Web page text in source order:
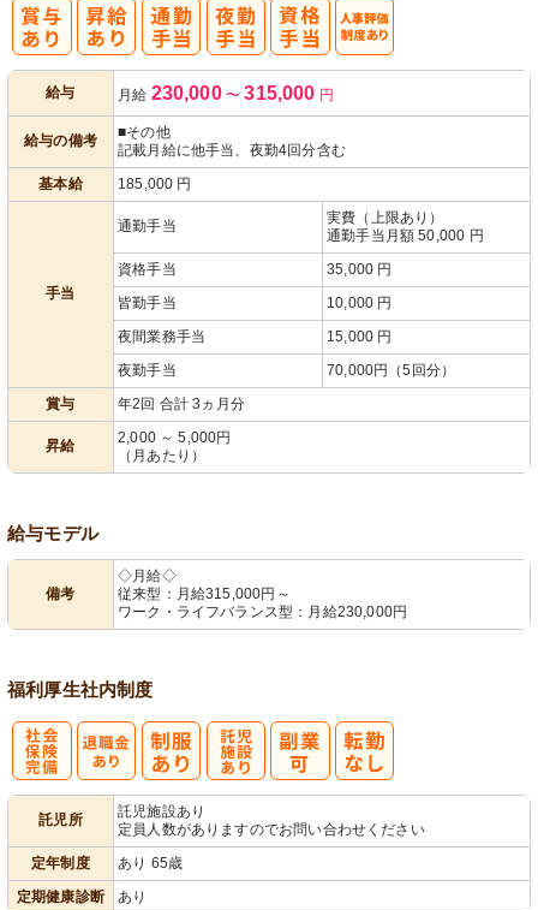
給与 月給 230,000 〜 315,000 円
給与の備考
■その他
記載月給に他手当、夜勤4回分含む
基本給
185,000 円
手当
通勤手当
実費（上限あり）
通勤手当月額 50,000 円
資格手当
35,000 円
皆勤手当
10,000 円
夜間業務手当
15,000 円
夜勤手当
70,000円（5回分）
賞与
年2回 合計 3ヵ月分
昇給
2,000 ～ 5,000円
（月あたり）
給与モデル
備考
◇月給◇
従来型：月給315,000円～
ワーク・ライフバランス型：月給230,000円
福利厚生社内制度
託児所
託児施設あり
定員人数がありますのでお問い合わせください
定年制度
あり 65歳
定期健康診断
あり